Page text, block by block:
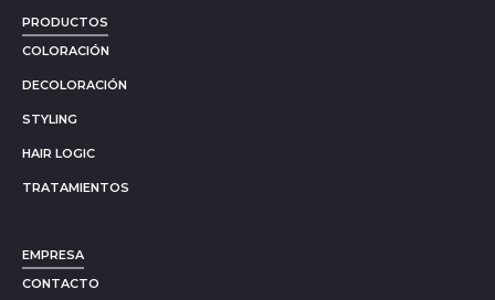
PRODUCTOS
COLORACIÓN
DECOLORACIÓN
STYLING
HAIR LOGIC
TRATAMIENTOS
EMPRESA
CONTACTO